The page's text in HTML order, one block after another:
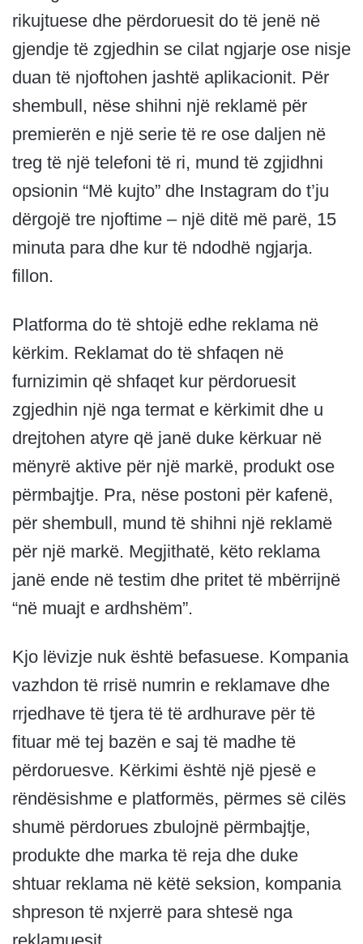
rikujtuese dhe përdoruesit do të jenë në
gjendje të zgjedhin se cilat ngjarje ose nisje
duan të njoftohen jashtë aplikacionit. Për
shembull, nëse shihni një reklamë për
premierën e një serie të re ose daljen në
treg të një telefoni të ri, mund të zgjidhni
opsionin “Më kujto” dhe Instagram do t’ju
dërgojë tre njoftime – një ditë më parë, 15
minuta para dhe kur të ndodhë ngjarja.
fillon.
Platforma do të shtojë edhe reklama në
kërkim. Reklamat do të shfaqen në
furnizimin që shfaqet kur përdoruesit
zgjedhin një nga termat e kërkimit dhe u
drejtohen atyre që janë duke kërkuar në
mënyrë aktive për një markë, produkt ose
përmbajtje. Pra, nëse postoni për kafenë,
për shembull, mund të shihni një reklamë
për një markë. Megjithatë, këto reklama
janë ende në testim dhe pritet të mbërrijnë
“në muajt e ardhshëm”.
Kjo lëvizje nuk është befasuese. Kompania
vazhdon të rrisë numrin e reklamave dhe
rrjedhave të tjera të të ardhurave për të
fituar më tej bazën e saj të madhe të
përdoruesve. Kërkimi është një pjesë e
rëndësishme e platformës, përmes së cilës
shumë përdorues zbulojnë përmbajtje,
produkte dhe marka të reja dhe duke
shtuar reklama në këtë seksion, kompania
shpreson të nxjerrë para shtesë nga